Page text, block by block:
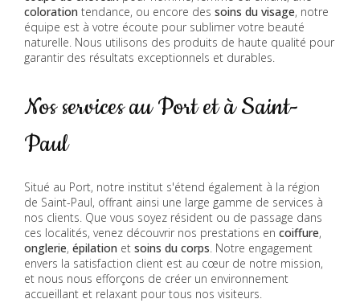
coloration tendance, ou encore des soins du visage, notre
équipe est à votre écoute pour sublimer votre beauté
naturelle. Nous utilisons des produits de haute qualité pour
garantir des résultats exceptionnels et durables.
Nos services au Port et à Saint-
Paul
Situé au Port, notre institut s'étend également à la région
de Saint-Paul, offrant ainsi une large gamme de services à
nos clients. Que vous soyez résident ou de passage dans
ces localités, venez découvrir nos prestations en coiffure,
onglerie, épilation et soins du corps. Notre engagement
envers la satisfaction client est au cœur de notre mission,
et nous nous efforçons de créer un environnement
accueillant et relaxant pour tous nos visiteurs.